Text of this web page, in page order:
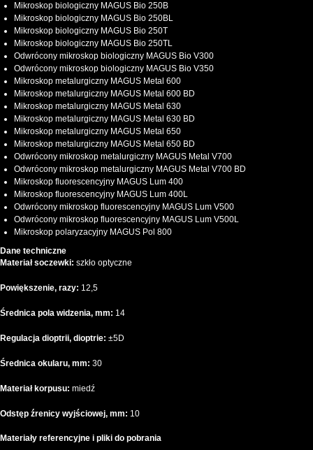
Mikroskop biologiczny MAGUS Bio 250B
Mikroskop biologiczny MAGUS Bio 250BL
Mikroskop biologiczny MAGUS Bio 250T
Mikroskop biologiczny MAGUS Bio 250TL
Odwrócony mikroskop biologiczny MAGUS Bio V300
Odwrócony mikroskop biologiczny MAGUS Bio V350
Mikroskop metalurgiczny MAGUS Metal 600
Mikroskop metalurgiczny MAGUS Metal 600 BD
Mikroskop metalurgiczny MAGUS Metal 630
Mikroskop metalurgiczny MAGUS Metal 630 BD
Mikroskop metalurgiczny MAGUS Metal 650
Mikroskop metalurgiczny MAGUS Metal 650 BD
Odwrócony mikroskop metalurgiczny MAGUS Metal V700
Odwrócony mikroskop metalurgiczny MAGUS Metal V700 BD
Mikroskop fluorescencyjny MAGUS Lum 400
Mikroskop fluorescencyjny MAGUS Lum 400L
Odwrócony mikroskop fluorescencyjny MAGUS Lum V500
Odwrócony mikroskop fluorescencyjny MAGUS Lum V500L
Mikroskop polaryzacyjny MAGUS Pol 800
Dane techniczne
Materiał soczewki: szkło optyczne
Powiększenie, razy: 12,5
Średnica pola widzenia, mm: 14
Regulacja dioptrii, dioptrie: ±5D
Średnica okularu, mm: 30
Materiał korpusu: miedź
Odstęp źrenicy wyjściowej, mm: 10
Materiały referencyjne i pliki do pobrania